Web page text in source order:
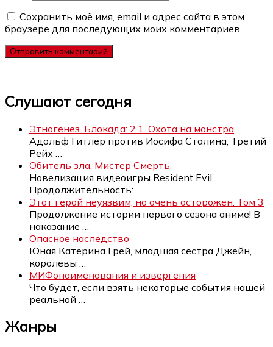
Сохранить моё имя, email и адрес сайта в этом
браузере для последующих моих комментариев.
Слушают сегодня
Этногенез. Блокада: 2.1. Охота на монстра
Адольф Гитлер против Иосифа Сталина, Третий
Рейх
Обитель зла. Мистер Смерть
Новелизация видеоигры Resident Evil
Продолжительность:
Этот герой неуязвим, но очень осторожен. Том 3
Продолжение истории первого сезона аниме! В
наказание
Опасное наследство
Юная Катерина Грей, младшая сестра Джейн,
королевы
МИФонаименования и извергения
Что будет, если взять некоторые события нашей
реальной
Жанры